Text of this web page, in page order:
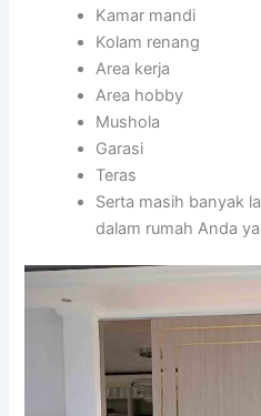
Kamar mandi
Kolam renang
Area kerja
Area hobby
Mushola
Garasi
Teras
Serta masih banyak
dalam rumah Anda